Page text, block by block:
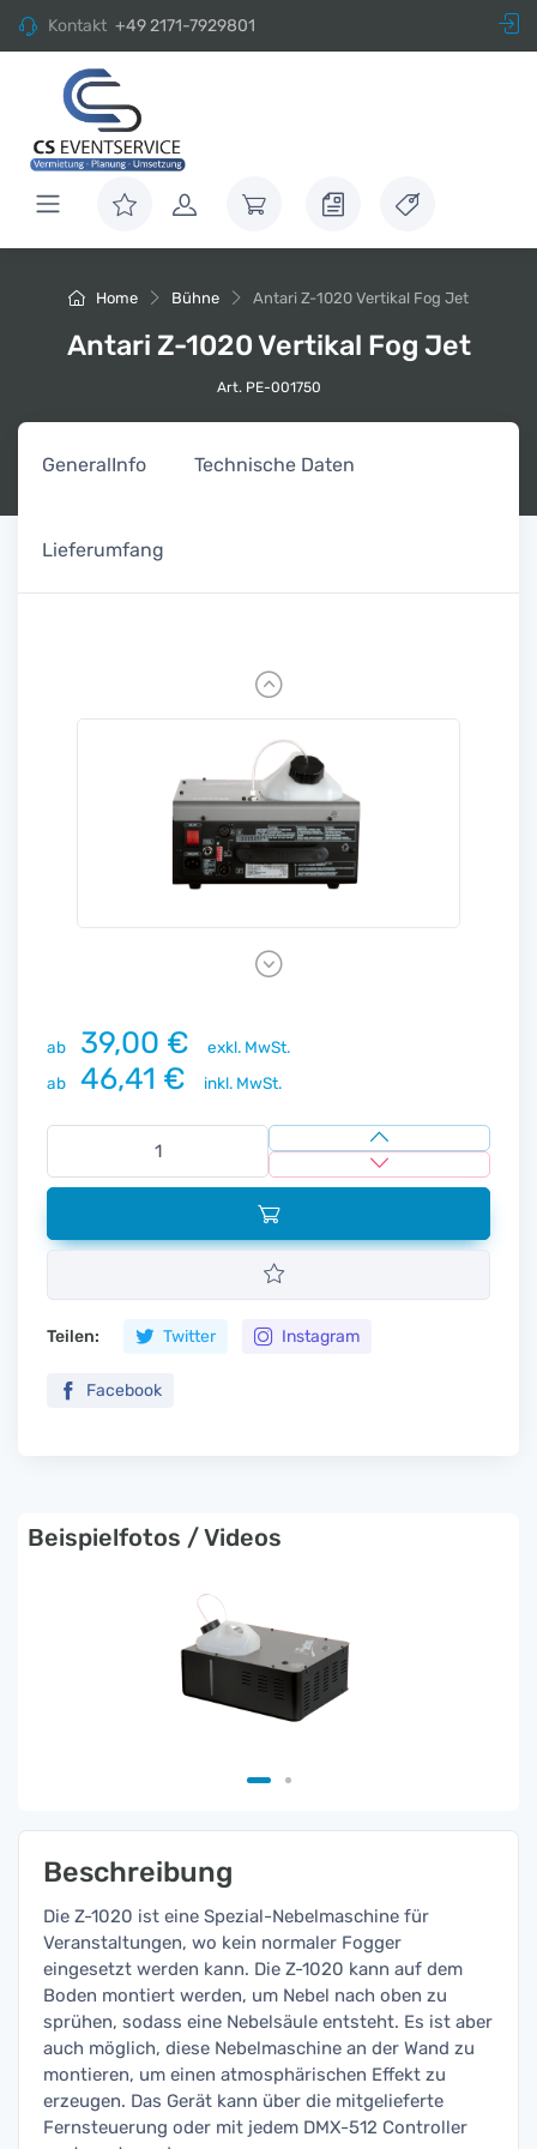
Kontakt +49 2171-7929801
Home Bühne Antari Z-1020 Vertikal Fog Jet
Antari Z-1020 Vertikal Fog Jet
Art. PE-001750
GeneralInfo Technische Daten
Lieferumfang
Previous
Next
ab 39,00 €
exkl. MwSt.
ab
46,41 € inkl. MwSt.
Teilen: Twitter Instagram
Facebook
Beispielfotos / Videos
Beschreibung
Die Z-1020 ist eine Spezial-Nebelmaschine für
Veranstaltungen, wo kein normaler Fogger
eingesetzt werden kann. Die Z-1020 kann auf dem
Boden montiert werden, um Nebel nach oben zu
sprühen, sodass eine Nebelsäule entsteht. Es ist aber
auch möglich, diese Nebelmaschine an der Wand zu
montieren, um einen atmosphärischen Effekt zu
erzeugen. Das Gerät kann über die mitgelieferte
Fernsteuerung oder mit jedem DMX-512 Controller